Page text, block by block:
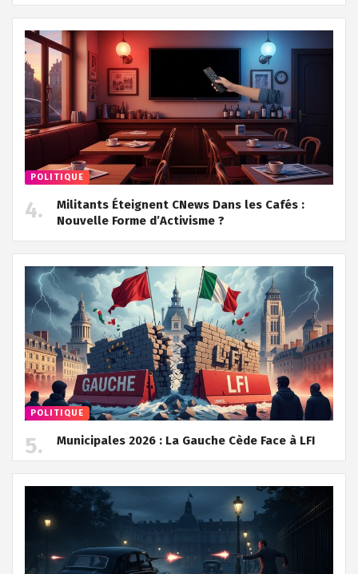
POLITIQUE
Militants Éteignent CNews Dans les Cafés :
Nouvelle Forme d’Activisme ?
POLITIQUE
Municipales 2026 : La Gauche Cède Face à LFI